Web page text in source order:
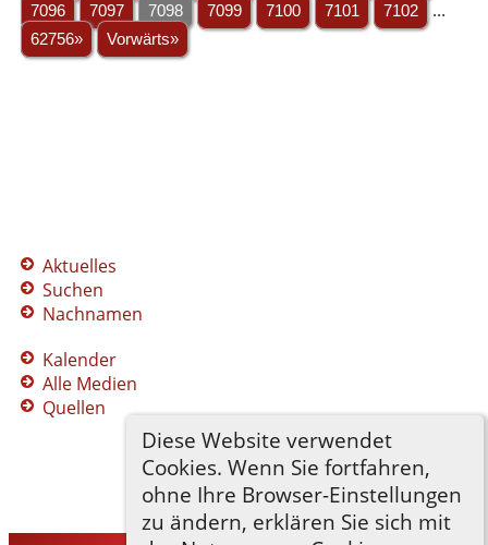
Diese Website verwendet
Cookies. Wenn Sie fortfahren,
ohne Ihre Browser-Einstellungen
zu ändern, erklären Sie sich mit
7096
7097 7098 7099 7100 7101 7102
...
62756»
Vorwärts»
Aktuelles
Suchen
Nachnamen
Kalender
Alle Medien
Quellen